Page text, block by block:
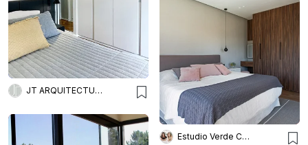
JT ARQUITECTURA
Estudio Verde Concreto